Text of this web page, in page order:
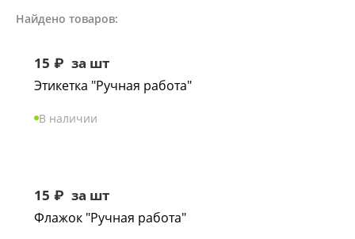
Найдено товаров:
15 ₽ за шт
Этикетка "Ручная работа"
В наличии
15 ₽ за шт
Флажок "Ручная работа"